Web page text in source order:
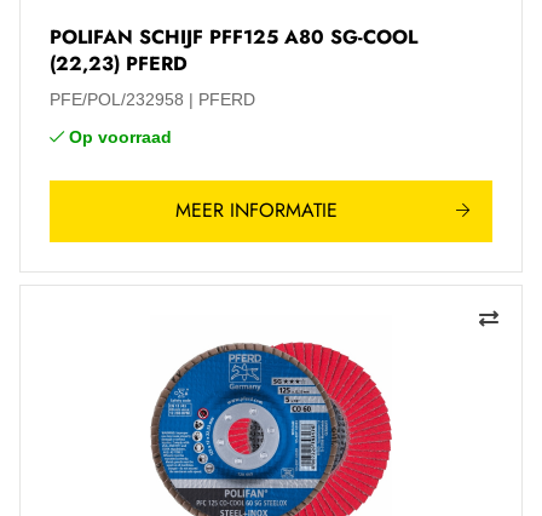
POLIFAN SCHIJF PFF125 A80 SG-COOL
(22,23) PFERD
PFE/POL/232958
PFERD
Op voorraad
MEER INFORMATIE